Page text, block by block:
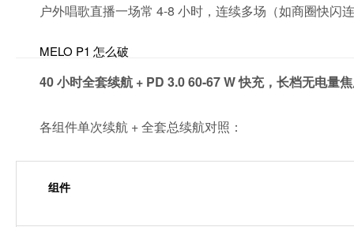
户外唱歌直播一场常 4-8 小时，连续多场（如商圈快闪
MELO P1 怎么破
40 小时全套续航 + PD 3.0 60-67 W 快充，长档无电量
各组件单次续航 + 全套总续航对照：
组件